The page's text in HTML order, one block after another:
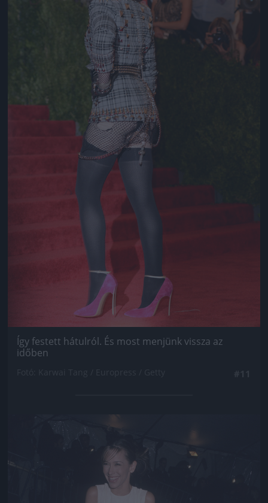
Így festett hátulról. És most menjünk vissza az
időben
Jön még kép!